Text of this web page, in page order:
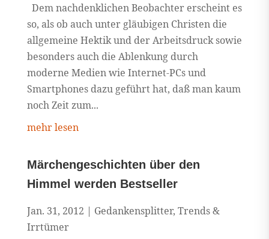
Dem nachdenklichen Beobachter erscheint es
so, als ob auch unter gläubigen Christen die
allgemeine Hektik und der Arbeitsdruck sowie
besonders auch die Ablenkung durch
moderne Medien wie Internet-PCs und
Smartphones dazu geführt hat, daß man kaum
noch Zeit zum...
mehr lesen
Märchengeschichten über den
Himmel werden Bestseller
Jan. 31, 2012 | Gedankensplitter, Trends &
Irrtümer